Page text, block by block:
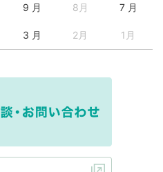
9 月 8月 7 月
3 月 2月 1月